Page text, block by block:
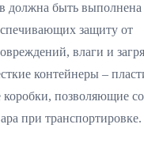
должна быть выполнена
защиту от
влаги и
контейнеры –
позволяющие
при транспортировке.